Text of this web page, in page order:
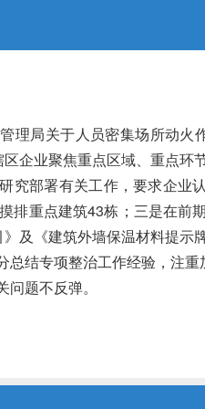
理局关于人员密集场所动
企业聚焦重点区域、重点环
究部署有关工作，要求企业
排重点建筑43栋； 三是在前
及《建筑外墙保温材料提示
总结专项整治工作经验，注
题不反弹。